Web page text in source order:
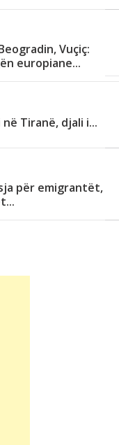
Vuçiç:
europiane...
Tiranë, djali i...
për emigrantët,